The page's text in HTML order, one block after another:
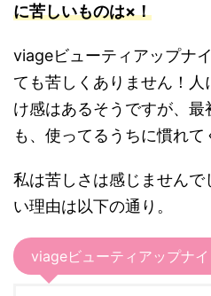
に苦しいものは×！
viageビューティアップナ
ても苦しくありません！
け感はあるそうですが、
も、使ってるうちに慣れて
私は苦しさは感じませんで
い理由は以下の通り。
viageビューティアップナ